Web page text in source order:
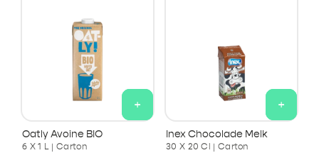
+
Oatly Avoine BIO
6 X 1 L | Carton
+
Inex Chocolade Melk
30 X 20 Cl | Carton